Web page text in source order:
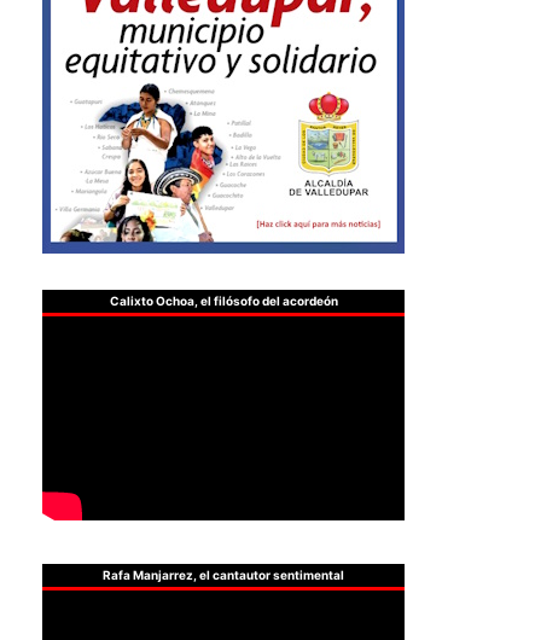
Calixto Ochoa, el filósofo del acordeón
Rafa Manjarrez, el cantautor sentimental